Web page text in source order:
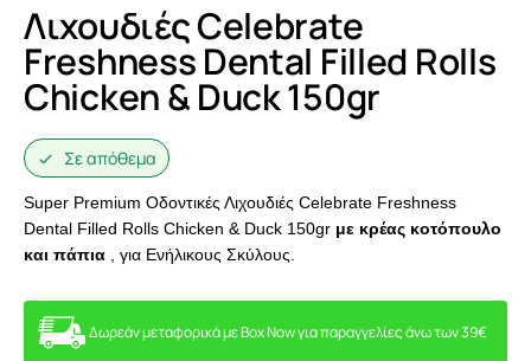
Λιχουδιές Celebrate
Freshness Dental Filled Rolls
Chicken & Duck 150gr
Σε απόθεμα
Super Premium Οδοντικές Λιχουδιές Celebrate Freshness
Dental Filled Rolls Chicken & Duck 150gr με κρέας κοτόπουλο
και πάπια
, για Ενήλικους Σκύλους.
Δωρεάν μεταφορικά με Box Now για παραγγελίες άνω των 39€